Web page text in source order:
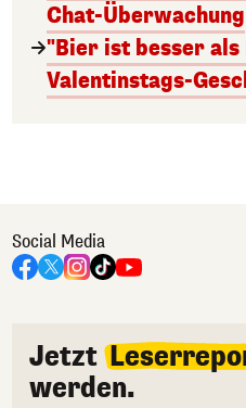
Chat-Überwachung
"Bier ist besser als
Valentinstags-
Social Media
Jetzt
werden.